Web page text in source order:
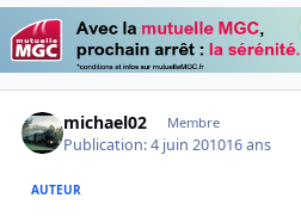
michael02 Membre
Publication:4 juin 201016 ans
AUTEUR